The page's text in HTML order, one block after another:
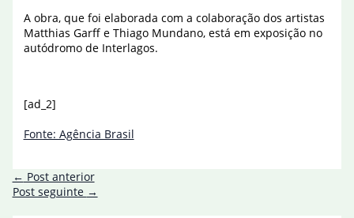
A obra, que foi elaborada com a colaboração dos artistas
Matthias Garff e Thiago Mundano, está em exposição no
autódromo de Interlagos.
[ad_2]
Fonte: Agência Brasil
← Post anterior
Post seguinte →